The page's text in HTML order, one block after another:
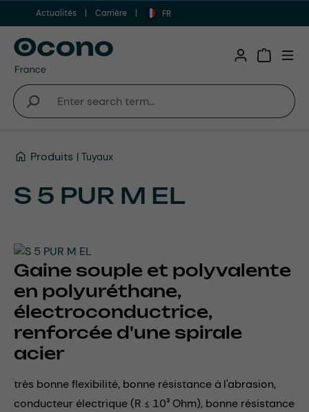
Aller au contenu principal
Actualités Carrière FR
Produits Tuyaux
S 5 PUR M EL
Gaine souple et polyvalente
en polyuréthane,
électroconductrice,
renforcée d'une spirale
acier
très bonne flexibilité, bonne résistance à l'abrasion,
conducteur électrique (R ≤ 10³ Ohm), bonne résistance